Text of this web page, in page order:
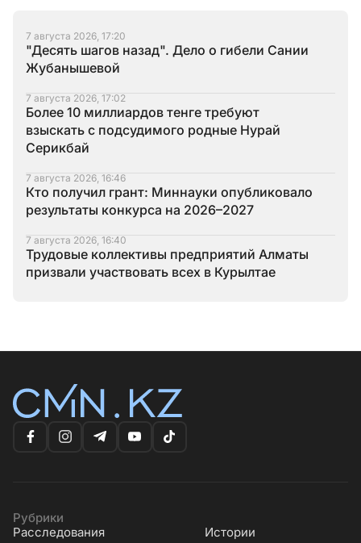
7 августа 2026, 17:20
"Десять шагов назад". Дело о гибели Сании
Жубанышевой
7 августа 2026, 17:02
Более 10 миллиардов тенге требуют
взыскать с подсудимого родные Нурай
Серикбай
7 августа 2026, 16:46
Кто получил грант: Миннауки опубликовало
результаты конкурса на 2026–2027
7 августа 2026, 16:40
Трудовые коллективы предприятий Алматы
призвали участвовать всех в Курылтае
Рубрики
Расследования
Истории